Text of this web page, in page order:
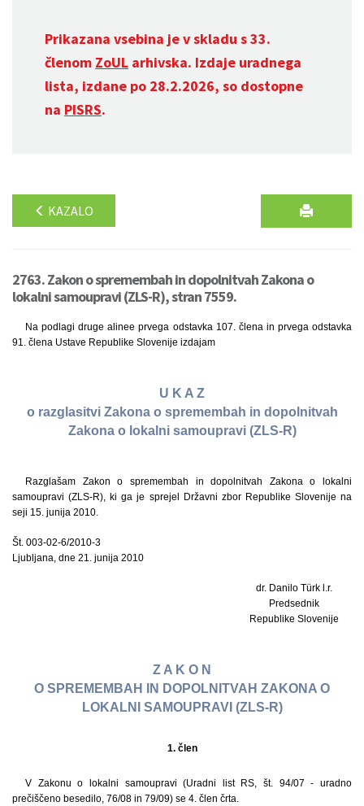
Prikazana vsebina je v skladu s 33.
členom ZoUL arhivska. Izdaje uradnega
lista, izdane po 28.2.2026, so dostopne
na PISRS.
KAZALO
2763. Zakon o spremembah in dopolnitvah Zakona o
lokalni samoupravi (ZLS-R), stran 7559.
Na podlagi druge alinee prvega odstavka 107. člena in prvega odstavka
91. člena Ustave Republike Slovenije izdajam
U K A Z
o razglasitvi Zakona o spremembah in dopolnitvah
Zakona o lokalni samoupravi (ZLS-R)
Razglašam Zakon o spremembah in dopolnitvah Zakona o lokalni
samoupravi (ZLS-R), ki ga je sprejel Državni zbor Republike Slovenije na
seji 15. junija 2010.
Št. 003-02-6/2010-3
Ljubljana, dne 21. junija 2010
dr. Danilo Türk l.r.
Predsednik
Republike Slovenije
Z A K O N
O SPREMEMBAH IN DOPOLNITVAH ZAKONA O
LOKALNI SAMOUPRAVI (ZLS-R)
1. člen
V Zakonu o lokalni samoupravi (Uradni list RS, št. 94/07 - uradno
prečiščeno besedilo, 76/08 in 79/09) se 4. člen črta.